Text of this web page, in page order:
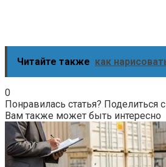
Читайте также как
0
Понравилась статья? Поделиться
Вам также может быть интересно